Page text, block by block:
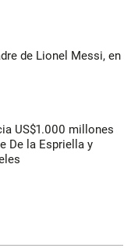
de Lionel Messi, en
US$1.000 millones
De la Espriella y